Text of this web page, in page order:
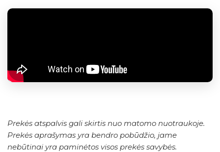
Prekės atspalvis gali skirtis nuo matomo nuotraukoje.
Prekės aprašymas yra bendro pobūdžio, jame
nebūtinai yra paminėtos visos prekės savybės.